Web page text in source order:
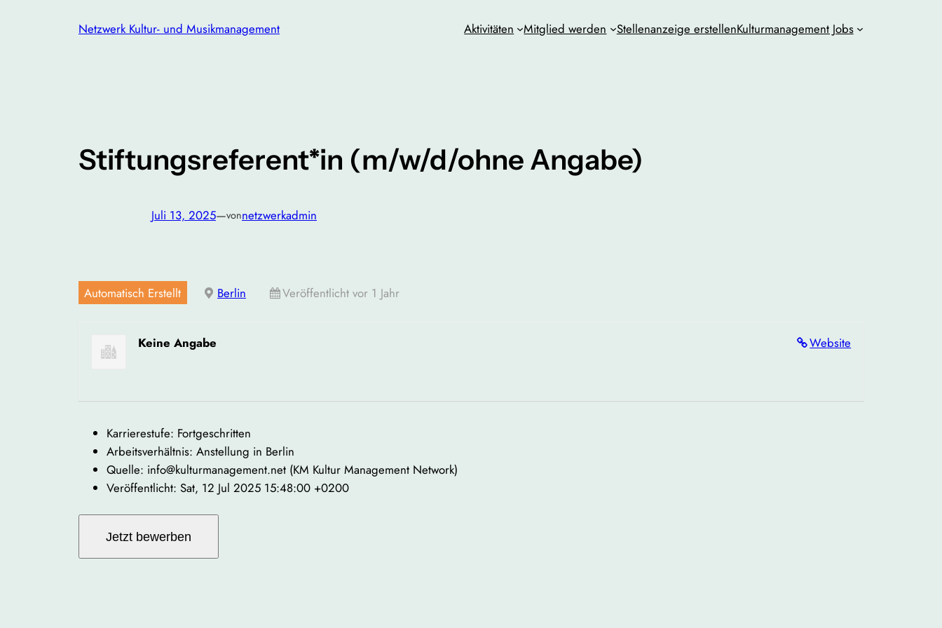
Netzwerk Kultur- und Musikmanagement Aktivitäten Mitglied werden Stellenanzeige erstellenKulturmanagement Jobs
Stiftungsreferent*in (m/w/d/ohne Angabe)
Juli 13, 2025—vonnetzwerkadmin
Automatisch Erstellt Berlin Veröffentlicht vor 1 Jahr
Website
Keine Angabe
Karrierestufe: Fortgeschritten
Arbeitsverhältnis: Anstellung in Berlin
Quelle: info@kulturmanagement.net (KM Kultur Management Network)
Veröffentlicht: Sat, 12 Jul 2025 15:48:00 +0200